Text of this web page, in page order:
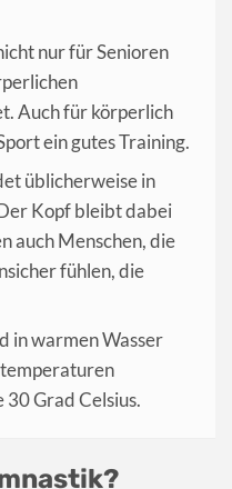
nur für Senioren
Auch für körperlich
ein gutes Training.
üblicherweise in
Kopf bleibt dabei
auch Menschen, die
fühlen, die
in warmen Wasser
Grad Celsius.